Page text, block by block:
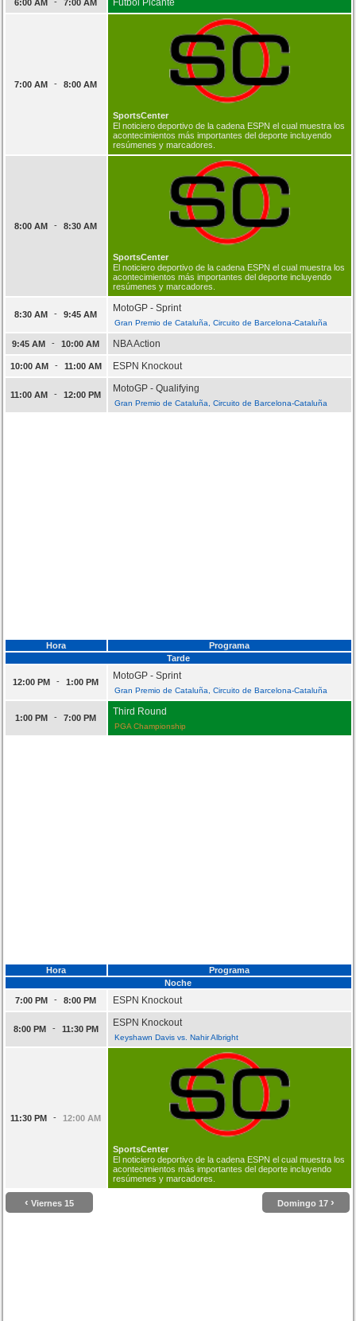
6:00 AM 7:00 AM
7:00 AM - 8:00 AM
SportsCenter
El noticiero deportivo de la cadena ESPN el cual muestra los
acontecimientos más importantes del deporte incluyendo
resúmenes y marcadores.
8:00 AM - 8:30 AM
SportsCenter
El noticiero deportivo de la cadena ESPN el cual muestra los
acontecimientos más importantes del deporte incluyendo
resúmenes y marcadores.
8:30 AM - 9:45 AM
MotoGP - Sprint
Gran Premio de Cataluña, Circuito de Barcelona-Cataluña
9:45 AM - 10:00 AM NBA Action
10:00 AM - 11:00 AM ESPN Knockout
11:00 AM - 12:00 PM
MotoGP - Qualifying
Gran Premio de Cataluña, Circuito de Barcelona-Cataluña
Hora
Programa
Tarde
12:00 PM - 1:00 PM
MotoGP - Sprint
Gran Premio de Cataluña, Circuito de Barcelona-Cataluña
1:00 PM - 7:00 PM
Third Round
PGA Championship
Hora
Programa
Noche
7:00 PM
- 8:00 PM ESPN Knockout
8:00 PM - 11:30 PM
ESPN Knockout
Keyshawn Davis vs. Nahir Albright
11:30 PM - 12:00 AM
SportsCenter
El noticiero deportivo de la cadena ESPN el cual muestra los
acontecimientos más importantes del deporte incluyendo
resúmenes y marcadores.
‹ Viernes 15 Domingo 17 ›